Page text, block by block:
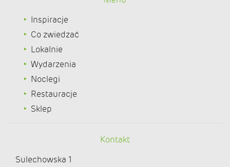
Inspiracje
Co zwiedzać
Lokalnie
Wydarzenia
Noclegi
Restauracje
Sklep
Kontakt
Sulechowska 1